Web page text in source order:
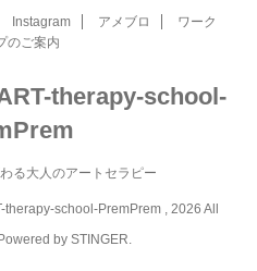
Instagram アメブロ
ワーク
のご案内
therapy-school-
る大人のアートセラピー
school-PremPrem , 2026 All
by STINGER.